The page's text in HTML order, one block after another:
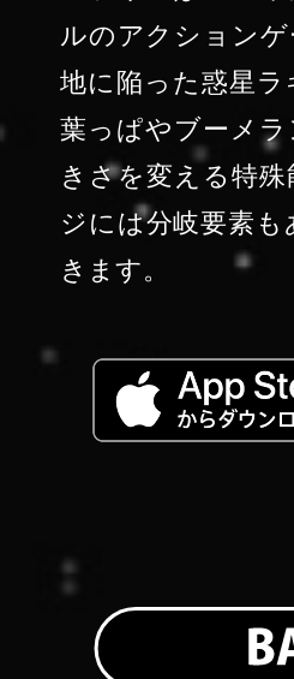
ルのアクション
地に陥った惑星
葉っぱやブーメ
きさを変える特
ジには分岐要素
きます。